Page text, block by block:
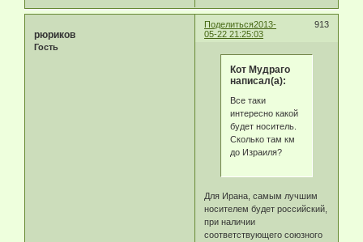
Поделиться 913
2013-
05-22 21:25:03
рюриков
Гость
Кот Мудраго
написал(а):
Все таки
интересно какой
будет носитель.
Сколько там км
до Израиля?
Для Ирана, самым лучшим
носителем будет российский,
при наличии
соответствующего союзного